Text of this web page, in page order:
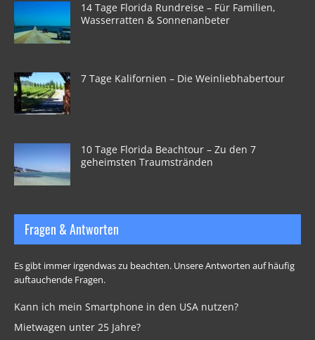
14 Tage Florida Rundreise – Für Familien,
Wasserratten & Sonnenanbeter
7 Tage Kalifornien – Die Weinliebhabertour
10 Tage Florida Beachtour – Zu den 7
geheimsten Traumstränden
Fragen & Antworten
Es gibt immer irgendwas zu beachten. Unsere Antworten auf häufig
auftauchende Fragen.
Kann ich mein Smartphone in den USA nutzen?
Mietwagen unter 25 Jahre?